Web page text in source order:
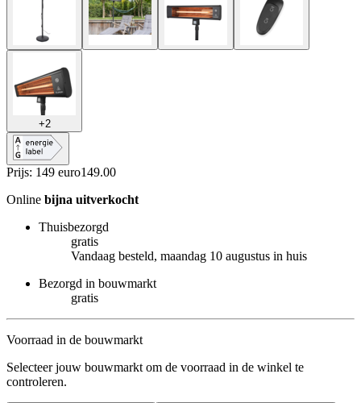
+2
Prijs: 149 euro149.00
Online bijna uitverkocht
Thuisbezorgd
gratis
Vandaag besteld, maandag 10 augustus in huis
Bezorgd in bouwmarkt
gratis
Voorraad in de bouwmarkt
Selecteer jouw bouwmarkt om de voorraad in de winkel te
controleren.